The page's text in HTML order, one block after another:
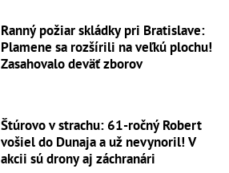
Ranný požiar skládky pri Bratislave:
Plamene sa rozšírili na veľkú plochu!
Zasahovalo deväť zborov
Štúrovo v strachu: 61-ročný Robert
vošiel do Dunaja a už nevynoril! V
akcii sú drony aj záchranári